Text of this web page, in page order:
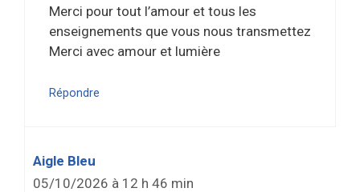
Merci pour tout l’amour et tous les
enseignements que vous nous transmettez
Merci avec amour et lumière
Répondre
Aigle Bleu
05/10/2026 à 12 h 46 min